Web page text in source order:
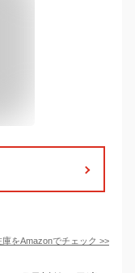
庫をAmazonでチェック >>